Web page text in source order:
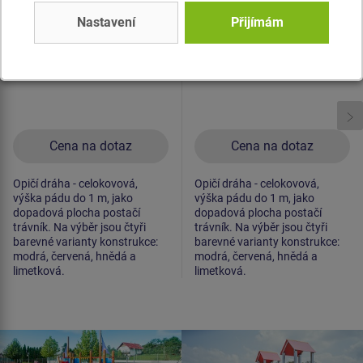
Cena na dotaz
Opičí dráha - celokovová,
výška pádu do 1 m, jako
dopadová plocha postačí
trávník. Na výběr jsou čtyři
barevné varianty konstrukce:
modrá, červená, hnědá a
limetková.
Cena na dotaz
Opičí dráha - celokovová,
výška pádu do 1 m, jako
dopadová plocha postačí
trávník. Na výběr jsou čtyři
barevné varianty konstrukce:
modrá, červená, hnědá a
limetková.
Nastavení Přijímám